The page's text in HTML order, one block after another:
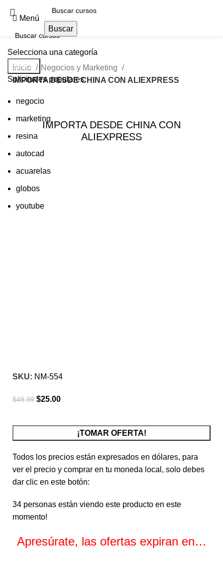
Menú
Buscar
Inicio
Negocios y Marketing
IMPORTA DESDE CHINA CON ALIEXPRESS
IMPORTA DESDE CHINA CON
ALIEXPRESS
SKU: NM-554
$49.99 $25.00
¡TOMAR OFERTA!
Todos los precios están expresados en dólares, para
ver el precio y comprar en tu moneda local, solo debes
dar clic en este botón:
34 personas están viendo este producto en este
momento!
Apresúrate, las ofertas expiran en…
Selecciona una categoría
Buscar
Solicitudes populares:
negocio
marketing
resina
autocad
acuarelas
globos
youtube